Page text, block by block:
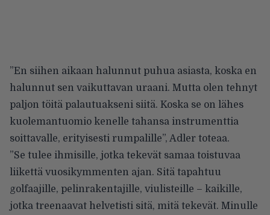
”En siihen aikaan halunnut puhua asiasta, koska en
halunnut sen vaikuttavan uraani. Mutta olen tehnyt
paljon töitä palautuakseni siitä. Koska se on lähes
kuolemantuomio kenelle tahansa instrumenttia
soittavalle, erityisesti rumpalille”, Adler toteaa.
”Se tulee ihmisille, jotka tekevät samaa toistuvaa
liikettä vuosikymmenten ajan. Sitä tapahtuu
golfaajille, pelinrakentajille, viulisteille – kaikille,
jotka treenaavat helvetisti sitä, mitä tekevät. Minulle